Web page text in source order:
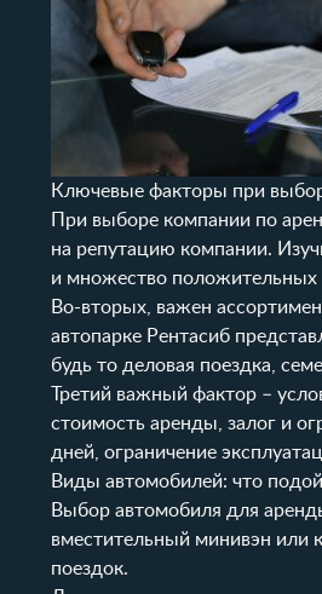
Ключевые факторы при
При выборе компании по
на репутацию компании.
и множество положительных
Во-вторых, важен
автопарке Рентасиб
будь то деловая поездка,
Третий важный фактор –
стоимость аренды, залог и
дней, ограничение
Виды автомобилей: что
Выбор автомобиля для
вместительный минивэн или
поездок.